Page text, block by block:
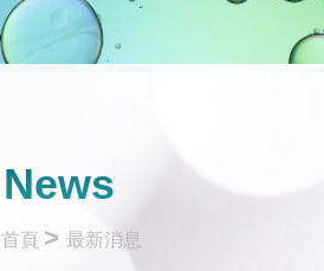
News
首頁 > 最新消息